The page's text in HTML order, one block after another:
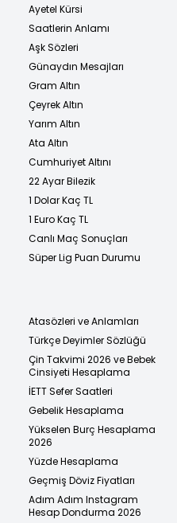
Ayetel Kürsi
Saatlerin Anlamı
Aşk Sözleri
Günaydın Mesajları
Gram Altın
Çeyrek Altın
Yarım Altın
Ata Altın
Cumhuriyet Altını
22 Ayar Bilezik
1 Dolar Kaç TL
1 Euro Kaç TL
Canlı Maç Sonuçları
Süper Lig Puan Durumu
Atasözleri ve Anlamları
Türkçe Deyimler Sözlüğü
Çin Takvimi 2026 ve Bebek
Cinsiyeti Hesaplama
İETT Sefer Saatleri
Gebelik Hesaplama
Yükselen Burç Hesaplama
2026
Yüzde Hesaplama
Geçmiş Döviz Fiyatları
Adım Adım Instagram
Hesap Dondurma 2026